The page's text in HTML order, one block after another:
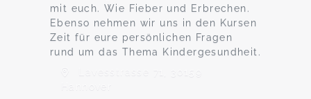
mit euch. Wie Fieber und Erbrechen.
Ebenso nehmen wir uns in den Kursen
Zeit für eure persönlichen Fragen
rund um das Thema Kindergesundheit.
Lavesstrasse 71, 30159
Hannover